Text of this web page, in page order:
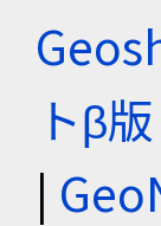
トβ版
|